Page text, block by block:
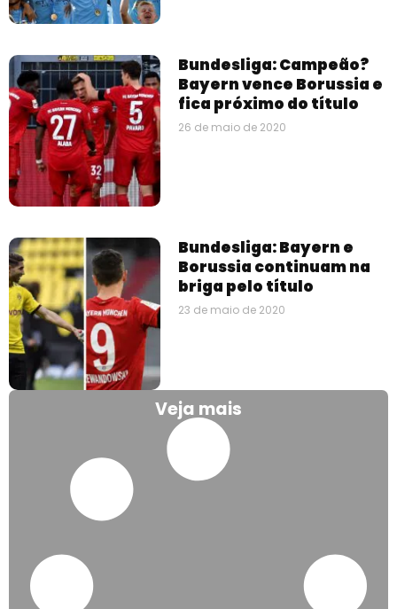
Bundesliga: Campeão?
Bayern vence Borussia e
fica próximo do título
26 de maio de 2020
Bundesliga: Bayern e
Borussia continuam na
briga pelo título
23 de maio de 2020
Veja mais